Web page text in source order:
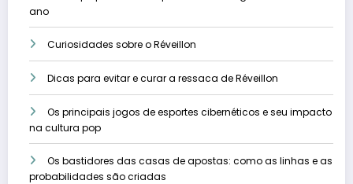
ano
Curiosidades sobre o Réveillon
Dicas para evitar e curar a ressaca de Réveillon
Os principais jogos de esportes cibernéticos e seu impacto
na cultura pop
Os bastidores das casas de apostas: como as linhas e as
probabilidades são criadas